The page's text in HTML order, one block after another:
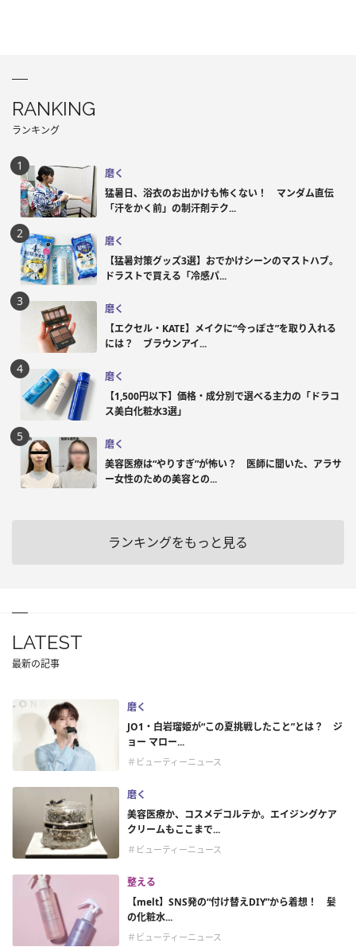
RANKING
ランキング
磨く
猛暑日、浴衣のお出かけも怖くない！ マンダム直伝
「汗をかく前」の制汗剤テク...
磨く
【猛暑対策グッズ3選】おでかけシーンのマストハブ。
ドラストで買える「冷感パ...
磨く
【エクセル・KATE】メイクに“今っぽさ”を取り入れる
には？ ブラウンアイ...
磨く
【1,500円以下】価格・成分別で選べる主力の「ドラコ
ス美白化粧水3選」
磨く
美容医療は“やりすぎ”が怖い？ 医師に聞いた、アラサ
ー女性のための美容との...
ランキングをもっと見る
LATEST
最新の記事
磨く
JO1・白岩瑠姫が“この夏挑戦したこと”とは？ ジ
ョー マロー...
＃ビューティーニュース
磨く
美容医療か、コスメデコルテか。エイジングケア
クリームもここまで...
＃ビューティーニュース
整える
【melt】SNS発の“付け替えDIY”から着想！ 髪
の化粧水...
＃ビューティーニュース